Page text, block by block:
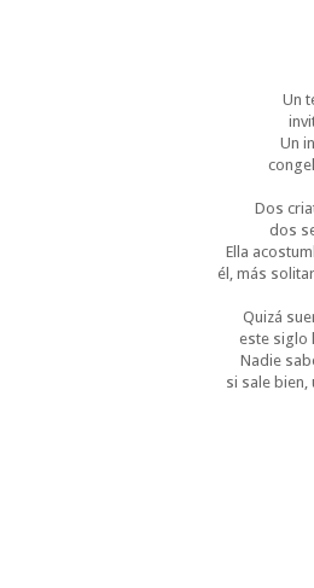
Un
Un
Dos
dos
Ella
él, más
Quizá
este siglo
Nadie
si sale